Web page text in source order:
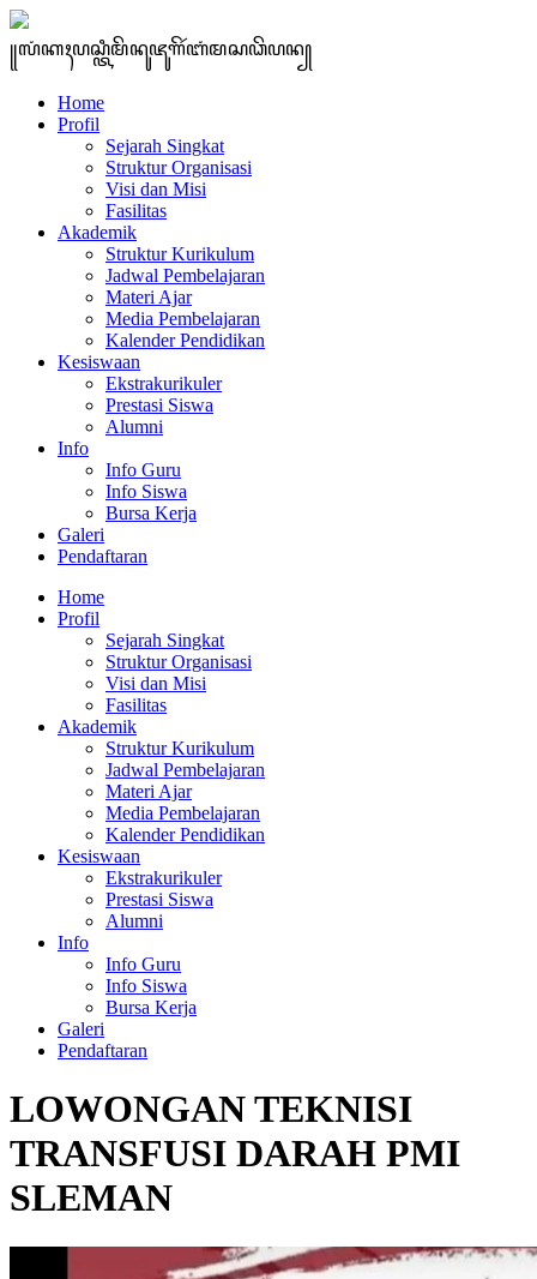
꧋ꦭꦁꦏꦃꦥꦱ꧀ꦠꦶꦩꦼꦤꦸꦗꦸꦒꦼꦂꦧꦁꦩꦱꦣꦼꦥꦤ꧀
Home
Profil
Sejarah Singkat
Struktur Organisasi
Visi dan Misi
Fasilitas
Akademik
Struktur Kurikulum
Jadwal Pembelajaran
Materi Ajar
Media Pembelajaran
Kalender Pendidikan
Kesiswaan
Ekstrakurikuler
Prestasi Siswa
Alumni
Info
Info Guru
Info Siswa
Bursa Kerja
Galeri
Pendaftaran
Home
Profil
Sejarah Singkat
Struktur Organisasi
Visi dan Misi
Fasilitas
Akademik
Struktur Kurikulum
Jadwal Pembelajaran
Materi Ajar
Media Pembelajaran
Kalender Pendidikan
Kesiswaan
Ekstrakurikuler
Prestasi Siswa
Alumni
Info
Info Guru
Info Siswa
Bursa Kerja
Galeri
Pendaftaran
LOWONGAN TEKNISI
TRANSFUSI DARAH PMI
SLEMAN